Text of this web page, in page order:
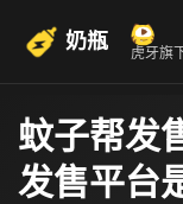
奶瓶 虎牙旗
蚊子帮发
发售平台